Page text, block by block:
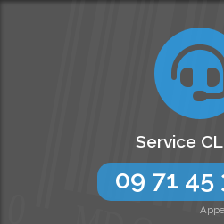
Service
09 71 45